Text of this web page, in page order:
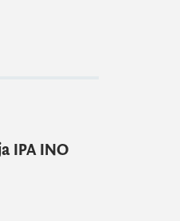
IPA INO